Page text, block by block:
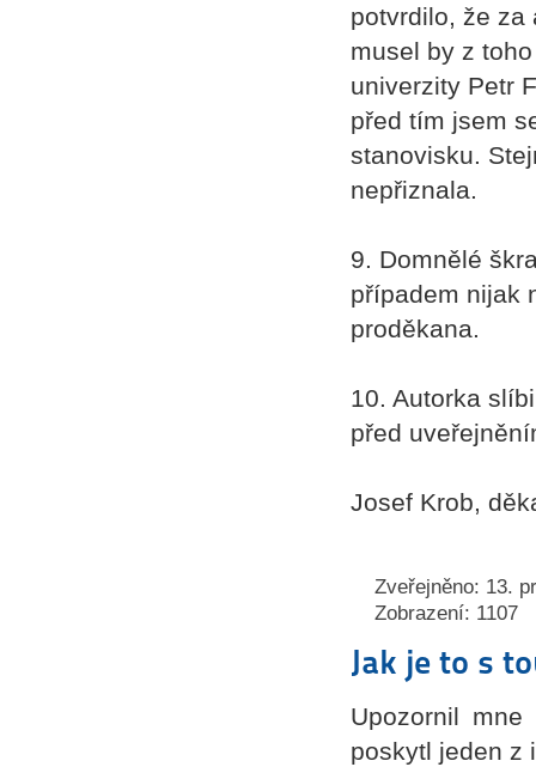
potvrdilo, že za
musel by z
univerzity Petr
před tím jsem
stanovisku.
nepřiznala.
9. Domnělé
případem nijak
proděkana.
10. Autorka
před
Josef Krob,
Zveřejněno: 13.
Zobrazení: 1107
Jak je to s
Upozornil
poskytl jeden z